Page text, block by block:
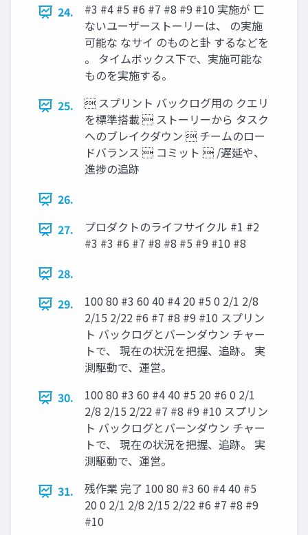
24.
#3 #4 #5 #6 #7 #8 #9 #10 実施が 匸
ないユーザーストーリーは、 の実施
可能な なサイ のものと卦 するなどを
。 タイムボックス下で、実施可能な
ものを実施する。
25.
 スプリント バックログ用の クエリ
を標準搭載  ストーリーから タスク
へのブレイクダウン  チームのロー
ドバランス  コミット  /遅延や、
進捗の追跡
26.
27.
プロダクトのライフサイクル #1 #2
#3 #3 #6 #7 #8 #8 #5 #9 #10 #8
28.
29.
100 80 #3 60 40 #4 20 #5 0 2/1 2/8
2/15 2/22 #6 #7 #8 #9 #10 スプリン
ト バックログとバーンダウン チャー
トで、 現在の状況を把握、追跡。 実
測駆動で、運営。
30.
100 80 #3 60 #4 40 #5 20 #6 0 2/1
2/8 2/15 2/22 #7 #8 #9 #10 スプリン
ト バックログとバーンダウン チャー
トで、 現在の状況を把握、追跡。 実
測駆動で、運営。
31.
残作業 完了 100 80 #3 60 #4 40 #5
20 0 2/1 2/8 2/15 2/22 #6 #7 #8 #9
#10